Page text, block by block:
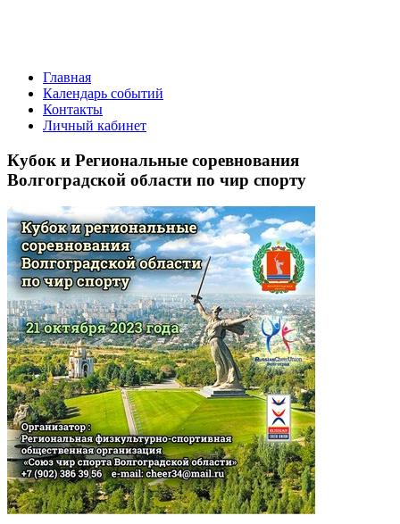
Главная
Календарь событий
Контакты
Личный кабинет
Кубок и Региональные соревнования
Волгоградской области по чир спорту